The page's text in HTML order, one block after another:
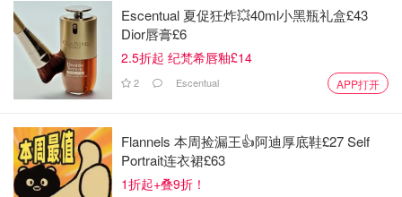
Escentual 夏促狂炸💥40ml小黑瓶礼盒£43
Dior唇膏£6
2.5折起 纪梵希唇釉£14
2 Escentual APP打开
Flannels 本周捡漏王👍阿迪厚底鞋£27 Self
Portrait连衣裙£63
1折起+叠9折！